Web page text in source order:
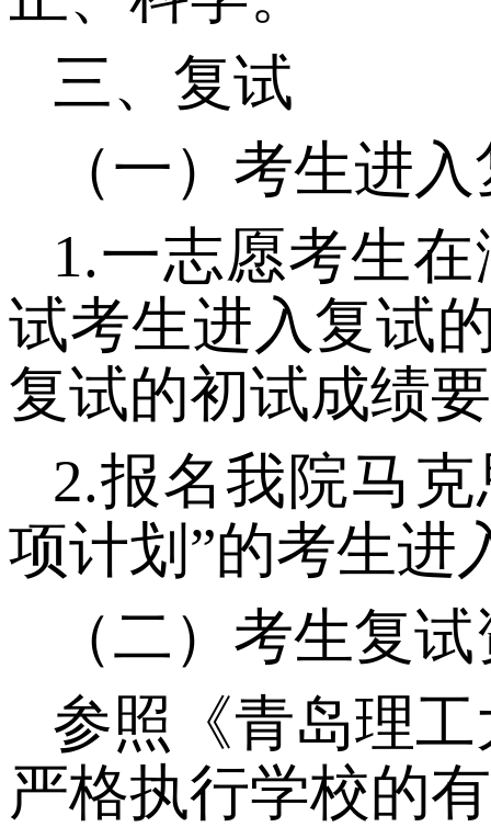
三、复试
（一） 考生进
1.一志愿考生
试考生进入复试
复试的初试成绩
2.报名我院马
项计划”的考生进
（二）考生复
参照《青岛理
严格执行学校的